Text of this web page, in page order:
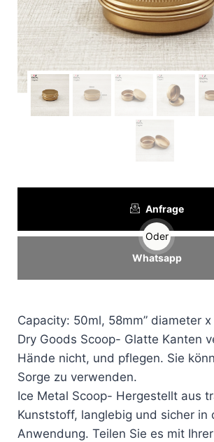
Anfrage
Oder
Whatsapp
Capacity: 50ml, 58mm” diameter x
Dry Goods Scoop- Glatte Kanten
Hände nicht, und pflegen. Sie
Sorge zu verwenden.
Ice Metal Scoop- Hergestellt aus
Kunststoff, langlebig und sicher in
Anwendung. Teilen Sie es mit